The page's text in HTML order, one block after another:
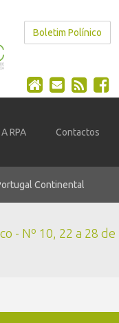
Boletim Polínico
A RPA Contactos
Continental
- Nº 10, 22 a 28 de